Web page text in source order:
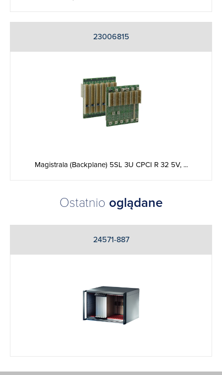
23006815
Magistrala (Backplane) 5SL 3U CPCI R 32 5V, ...
Ostatnio oglądane
24571-887